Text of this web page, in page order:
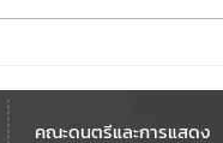
และผู้ที่รักใ
สัมผัสความ
คณะดนตรีและการแสดง